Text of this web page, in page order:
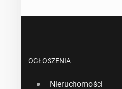
OGŁOSZENIA
Nieruchomości